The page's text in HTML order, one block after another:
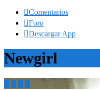
Comentarios
Foro
Descargar App
Newgirl